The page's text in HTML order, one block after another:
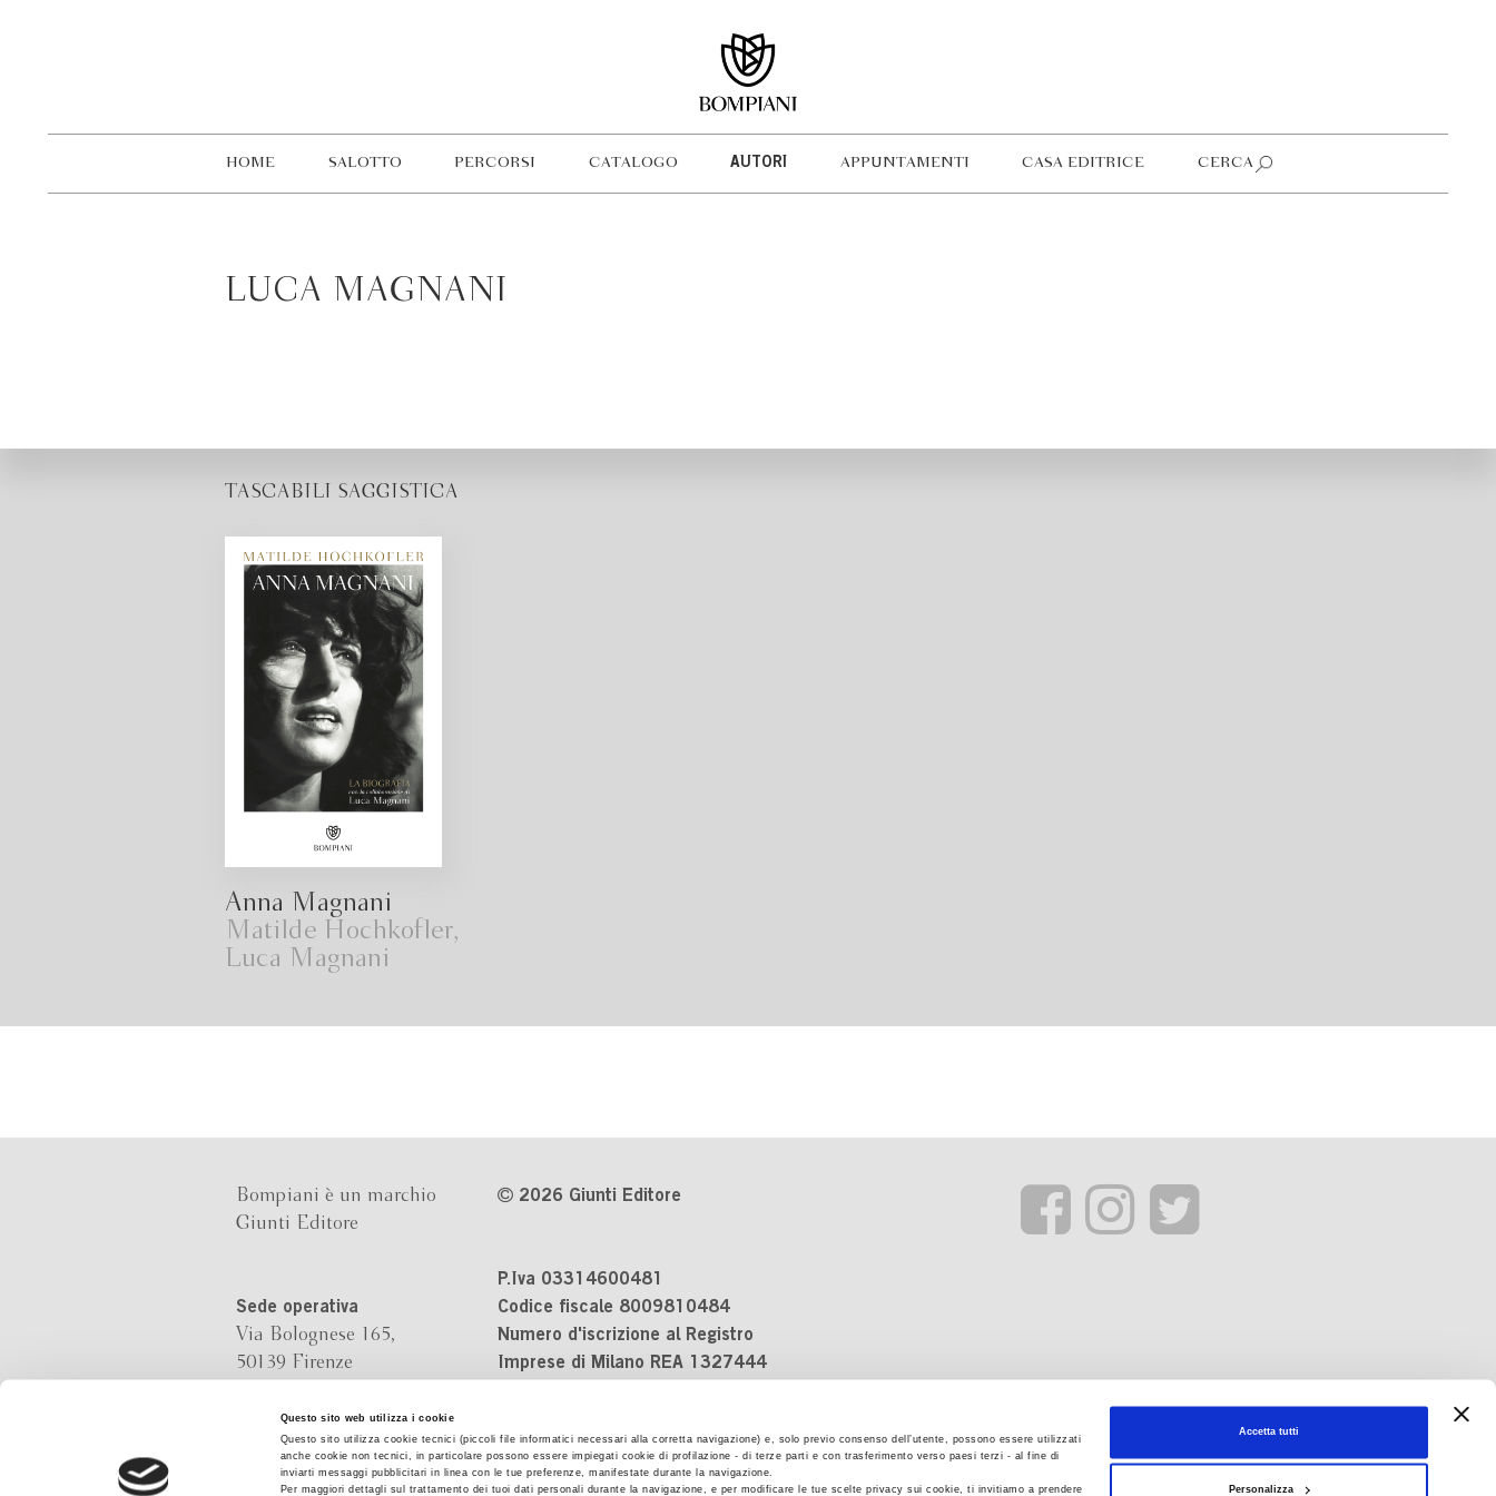
Questo sito web utilizza i cookie
Questo sito utilizza cookie tecnici (piccoli file informatici necessari alla corretta navigazione) e, solo previo consenso dell’utente, possono essere utilizzati
anche cookie non tecnici, in particolare possono essere impiegati cookie di profilazione - di terze parti e con trasferimento verso paesi terzi - al fine di
inviarti messaggi pubblicitari in linea con le tue preferenze, manifestate durante la navigazione.
Per maggiori dettagli sul trattamento dei tuoi dati personali durante la navigazione, e per modificare le tue scelte privacy sui cookie, ti invitiamo a prendere
Accetta tutti
Personalizza
HOME SALOTTO PERCORSI CATALOGO AUTORI APPUNTAMENTI CASA EDITRICE CERCA
LUCA MAGNANI
TASCABILI SAGGISTICA
Anna Magnani
Matilde Hochkofler,
Luca Magnani
Bompiani è un marchio
Giunti Editore
Sede operativa
Via Bolognese 165,
50139 Firenze
Sede legale
Via G.B.Pirelli 30,
20124 Milano
2026 Giunti Editore
P.Iva 03314600481
Codice fiscale 8009810484
Numero d'iscrizione al Registro
Imprese di Milano REA 1327444
Cookie Policy
Contatti